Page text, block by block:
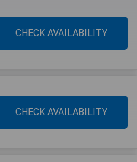
CHECK AVAILABILITY
CHECK AVAILABILITY